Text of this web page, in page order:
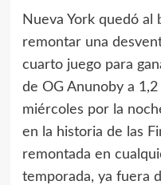
Nueva York quedó
remontar una
cuarto juego para
de OG Anunoby a
miércoles por la
en la historia de las
remontada en
temporada, ya fuera